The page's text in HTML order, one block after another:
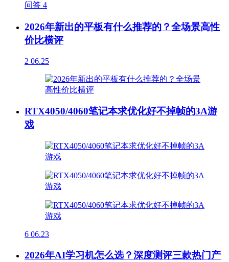
问答 4
2026年新出的平板有什么推荐的？全场景高性
价比横评
2 06.25
RTX4050/4060笔记本求优化好不掉帧的3A游
戏
6 06.23
2026年AI学习机怎么选？深度测评三款热门产